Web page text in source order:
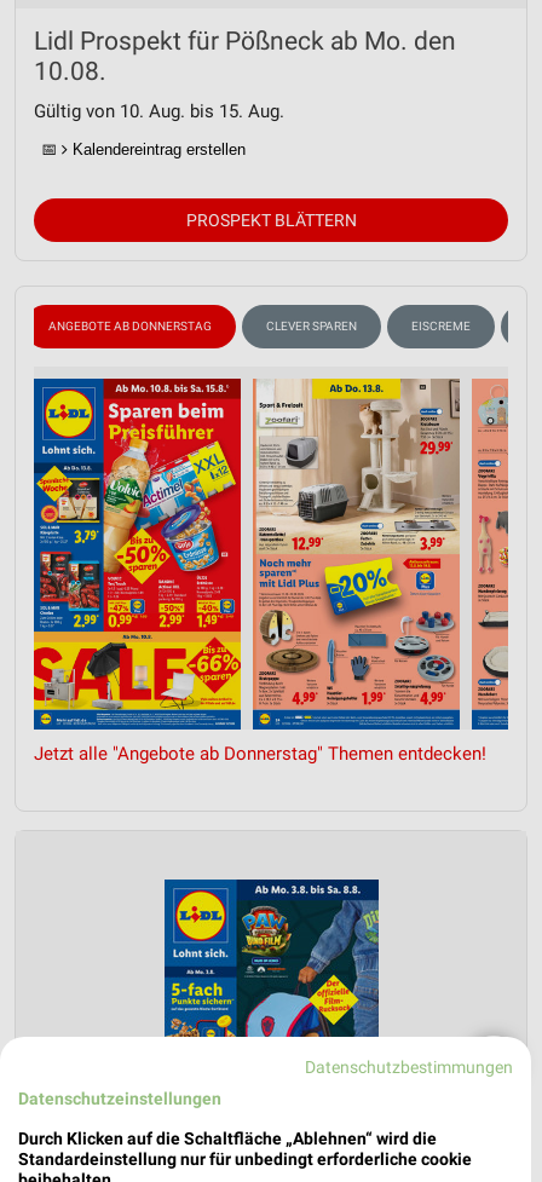
Lidl Prospekt für Pößneck ab Mo. den
10.08.
Gültig von 10. Aug. bis 15. Aug.
📅 Kalendereintrag erstellen
PROSPEKT BLÄTTERN
ANGEBOTE AB DONNERSTAG CLEVER SPAREN EISCREME
Jetzt alle "Angebote ab Donnerstag" Themen entdecken!
❯
Datenschutzbestimmungen
Datenschutzeinstellungen
Durch Klicken auf die Schaltfläche „Ablehnen“ wird die
Standardeinstellung nur für unbedingt erforderliche cookie